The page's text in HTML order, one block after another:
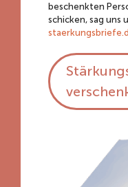
beschenkten
schicken, sag uns